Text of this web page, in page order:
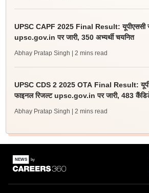
UPSC CAPF 2025 Final Result: यूपीएससी
upsc.gov.in पर जारी, 350 अभ्यर्थी चयनित
Abhay Pratap Singh | 2 mins read
UPSC CDS 2 2025 OTA Final Result:
फाइनल रिजल्ट upsc.gov.in पर जारी, 483
Abhay Pratap Singh | 2 mins read